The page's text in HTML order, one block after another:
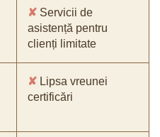
✘ Servicii de
asistență pentru
clienți limitate
✘ Lipsa vreunei
certificări